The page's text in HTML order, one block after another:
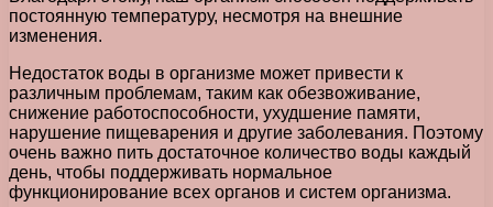
постоянную температуру, несмотря на внешние
изменения.
Недостаток воды в организме может привести к
различным проблемам, таким как обезвоживание,
снижение работоспособности, ухудшение памяти,
нарушение пищеварения и другие заболевания. Поэтому
очень важно пить достаточное количество воды каждый
день, чтобы поддерживать нормальное
функционирование всех органов и систем организма.